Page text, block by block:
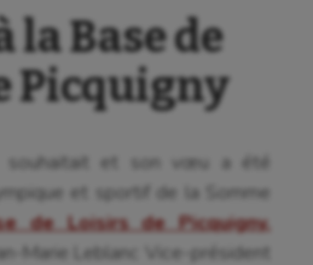
la Base de
Picquigny
souhaitait et son vœu a été
et sportif de la Somme
de Loisirs de Picquigny.
Marie Leblanc Vice-président